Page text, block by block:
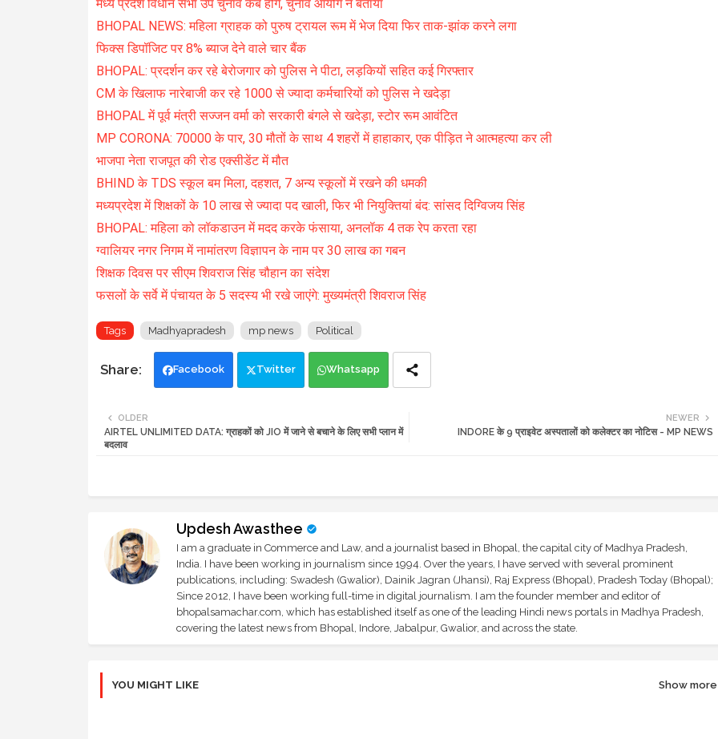
मध्य प्रदेश विधान सभा उप चुनाव कब होंगे, चुनाव आयोग ने बताया
BHOPAL NEWS: महिला ग्राहक को पुरुष ट्रायल रूम में भेज दिया फिर ताक-झांक करने लगा
फिक्स डिपॉजिट पर 8% ब्याज देने वाले चार बैंक
BHOPAL: प्रदर्शन कर रहे बेरोजगार को पुलिस ने पीटा, लड़कियों सहित कई गिरफ्तार
CM के खिलाफ नारेबाजी कर रहे 1000 से ज्यादा कर्मचारियों को पुलिस ने खदेड़ा
BHOPAL में पूर्व मंत्री सज्जन वर्मा को सरकारी बंगले से खदेड़ा, स्टोर रूम आवंटित
MP CORONA: 70000 के पार, 30 मौतों के साथ 4 शहरों में हाहाकार, एक पीड़ित ने आत्महत्या कर ली
भाजपा नेता राजपूत की रोड एक्सीडेंट में मौत
BHIND के TDS स्कूल बम मिला, दहशत, 7 अन्य स्कूलों में रखने की धमकी
मध्यप्रदेश में शिक्षकों के 10 लाख से ज्यादा पद खाली, फिर भी नियुक्तियां बंद: सांसद दिग्विजय सिंह
BHOPAL: महिला को लॉकडाउन में मदद करके फंसाया, अनलॉक 4 तक रेप करता रहा
ग्वालियर नगर निगम में नामांतरण विज्ञापन के नाम पर 30 लाख का गबन
शिक्षक दिवस पर सीएम शिवराज सिंह चौहान का संदेश
फसलों के सर्वे में पंचायत के 5 सदस्य भी रखे जाएंगे: मुख्यमंत्री शिवराज सिंह
Tags Madhyapradesh mp news Political
Facebook Twitter Whatsapp
NEWER
INDORE के 9 प्राइवेट अस्पतालों को कलेक्टर का नोटिस - MP NEWS
OLDER
AIRTEL UNLIMITED DATA: ग्राहकों को JIO में जाने से बचाने के लिए सभी प्लान में
बदलाव
Updesh Awasthee
I am a graduate in Commerce and Law, and a journalist based in Bhopal, the capital city of Madhya Pradesh,
India. I have been working in journalism since 1994. Over the years, I have served with several prominent
publications, including: Swadesh (Gwalior), Dainik Jagran (Jhansi), Raj Express (Bhopal), Pradesh Today (Bhopal);
Since 2012, I have been working full-time in digital journalism. I am the founder member and editor of
bhopalsamachar.com, which has established itself as one of the leading Hindi news portals in Madhya Pradesh,
covering the latest news from Bhopal, Indore, Jabalpur, Gwalior, and across the state.
YOU MIGHT LIKE Show more